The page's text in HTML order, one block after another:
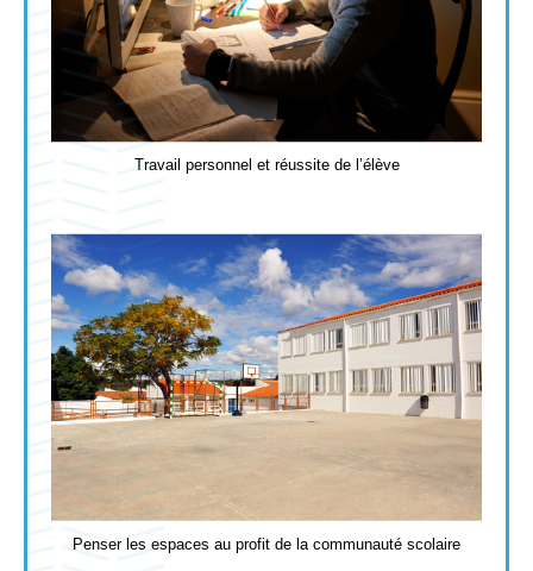
Travail personnel et réussite de l’élève
Penser les espaces au profit de la communauté scolaire